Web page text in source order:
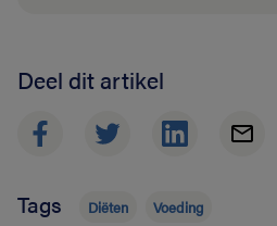
Deel dit artikel
Tags Diëten Voeding